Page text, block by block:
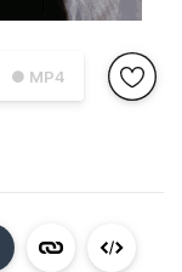
● MP4